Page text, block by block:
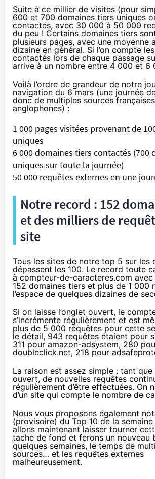
Suite à ce millier de visites (pour
600 et 700 domaines tiers uniques
contactés, avec 30 000 à 50 000
du peu ! Certains domaines tiers
plusieurs pages, avec une moyenne
dizaine en général. Si l’on compte
contactés lors de chaque passage
arrive à un nombre entre 4 000 et 6
Voilà l’ordre de grandeur de notre
navigation du 6 mars (une journée
donc de multiples sources
anglophones) :
1 000 pages visitées provenant de
uniques
6 000 domaines tiers contactés (700
uniques sur toute la journée)
50 000 requêtes externes en une
Notre record : 152
et des milliers de
site
Tous les sites de notre top 5 sur les
dépassent les 100. Le record toute
à compteur-de-caracteres.com
152 domaines tiers et plus de 1 000
l’espace de quelques dizaines de
Si on laisse l’onglet ouvert, le
s’incrémente régulièrement et est
plus de 5 000 requêtes pour cette
le détail, 943 requêtes étaient pour
311 pour amazon-adsystem, 280
doubleclick.net, 218 pour
La raison est assez simple : tant que
ouvert, de nouvelles requêtes
régulièrement d’être effectuées. On
d’un site qui compte le nombre de
Nous vous proposons également
(provisoire) du Top 10 de la
allons maintenant laisser tourner
tache de fond et ferons un nouveau
quelques semaines, le temps de
sources… et les requêtes externes
malheureusement.